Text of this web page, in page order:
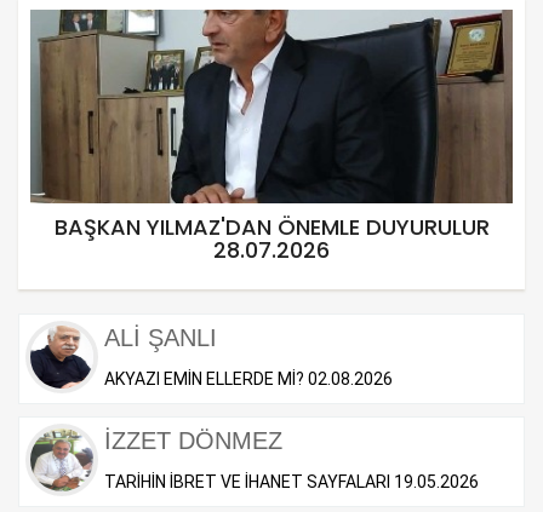
BAŞKAN YILMAZ'DAN ÖNEMLE DUYURULUR
28.07.2026
ALİ ŞANLI
AKYAZI EMİN ELLERDE Mİ? 02.08.2026
İZZET DÖNMEZ
TARİHİN İBRET VE İHANET SAYFALARI 19.05.2026